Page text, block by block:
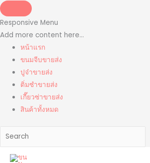
Responsive Menu
Add more content here...
หน้าแรก
ขนมจีบขายส่ง
ปูจ๋าขายส่ง
ติ่มซำขายส่ง
เกี๊ยวซ่าขายส่ง
สินค้าทั้งหมด
Skip
to
content